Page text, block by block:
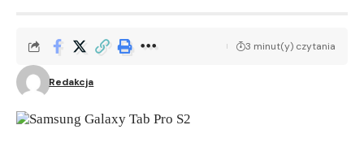
Redakcja
3 minut(y) czytania